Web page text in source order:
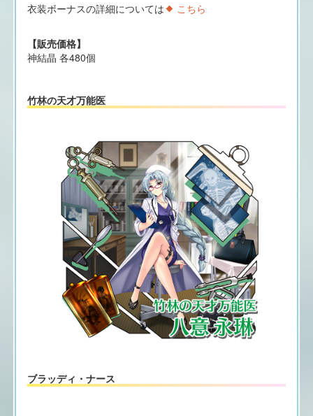
衣装ボーナスの詳細については
こちら
【販売価格】
神結晶 各480個
竹林の天才万能医
ブラッディ・ナース